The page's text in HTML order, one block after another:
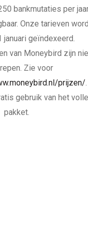
bankmutaties per
Onze tarieven
januari geïndexeerd.
van Moneybird zijn
Zie voor
prijzen/
gebruik van het
pakket.